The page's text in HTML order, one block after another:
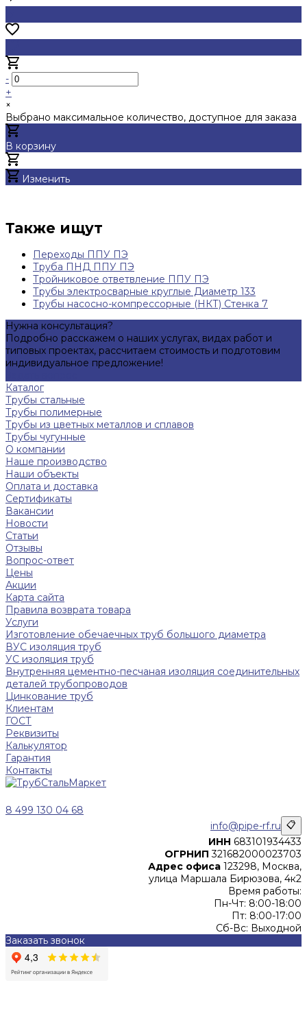
-
+
×
Выбрано максимальное количество, доступное для заказа
В корзину
Изменить
Также ищут
Переходы ППУ ПЭ
Труба ПНД ППУ ПЭ
Тройниковое ответвление ППУ ПЭ
Трубы электросварные круглые Диаметр 133
Трубы насосно-компрессорные (НКТ) Стенка 7
Нужна консультация?
Подробно расскажем о наших услугах, видах работ и
типовых проектах, рассчитаем стоимость и подготовим
индивидуальное предложение!
Каталог
Трубы стальные
Трубы полимерные
Трубы из цветных металлов и сплавов
Трубы чугунные
О компании
Наше производство
Наши объекты
Оплата и доставка
Сертификаты
Вакансии
Новости
Статьи
Отзывы
Вопрос-ответ
Цены
Акции
Карта сайта
Правила возврата товара
Услуги
Изготовление обечаечных труб большого диаметра
ВУС изоляция труб
УС изоляция труб
Внутренняя цементно-песчаная изоляция соединительных
деталей трубопроводов
Цинкование труб
Клиентам
ГОСТ
Реквизиты
Калькулятор
Гарантия
Контакты
8 499 130 04 68
info@pipe-rf.ru 📋
ИНН 683101934433
ОГРНИП 321682000023703
Адрес офиса 123298, Москва,
улица Маршала Бирюзова, 4к2
Время работы:
Пн-Чт: 8:00-18:00
Пт: 8:00-17:00
Сб-Вс: Выходной
Заказать звонок